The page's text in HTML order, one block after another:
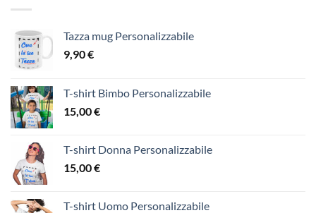
Tazza mug Personalizzabile
9,90€
T-shirt Bimbo Personalizzabile
15,00€
T-shirt Donna Personalizzabile
15,00€
T-shirt Uomo Personalizzabile